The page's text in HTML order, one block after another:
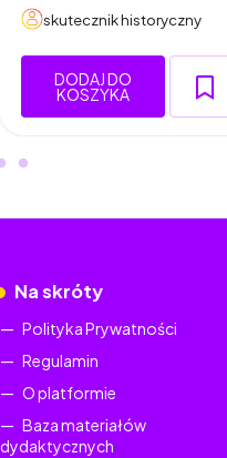
skutecznik historyczny
DODAJ DO
KOSZYKA
Na skróty
Polityka Prywatności
Regulamin
O platformie
Baza materiałów
dydaktycznych